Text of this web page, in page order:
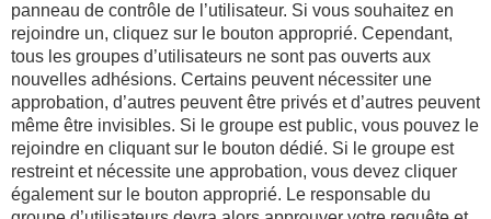
panneau de contrôle de l’utilisateur. Si vous souhaitez en
rejoindre un, cliquez sur le bouton approprié. Cependant,
tous les groupes d’utilisateurs ne sont pas ouverts aux
nouvelles adhésions. Certains peuvent nécessiter une
approbation, d’autres peuvent être privés et d’autres peuvent
même être invisibles. Si le groupe est public, vous pouvez le
rejoindre en cliquant sur le bouton dédié. Si le groupe est
restreint et nécessite une approbation, vous devez cliquer
également sur le bouton approprié. Le responsable du